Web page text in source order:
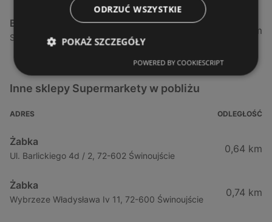
Biedronka
Sienkiewicza 32, 72-510 Wolin
24,01 km
Inne sklepy Supermarkety w pobliżu
ADRES ODLEGŁOŚĆ
Żabka
Ul. Barlickiego 4d / 2, 72-602 Świnoujście
0,64 km
Żabka
Wybrzeze Władysława Iv 11, 72-600 Świnoujście
0,74 km
ODRZUĆ WSZYSTKIE
POKAŻ SZCZEGÓŁY
POWERED BY COOKIESCRIPT